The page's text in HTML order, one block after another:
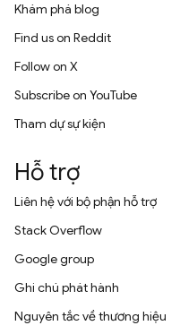
Khám phá blog
Find us on Reddit
Follow on X
Subscribe on YouTube
Tham dự sự kiện
Hỗ trợ
Liên hệ với bộ phận hỗ trợ
Stack Overflow
Google group
Ghi chú phát hành
Nguyên tắc về thương hiệu